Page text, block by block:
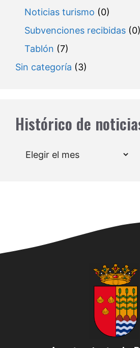
Noticias turismo (0)
Subvenciones recibidas (0)
Tablón (7)
Sin categoría (3)
Histórico de
Archivos